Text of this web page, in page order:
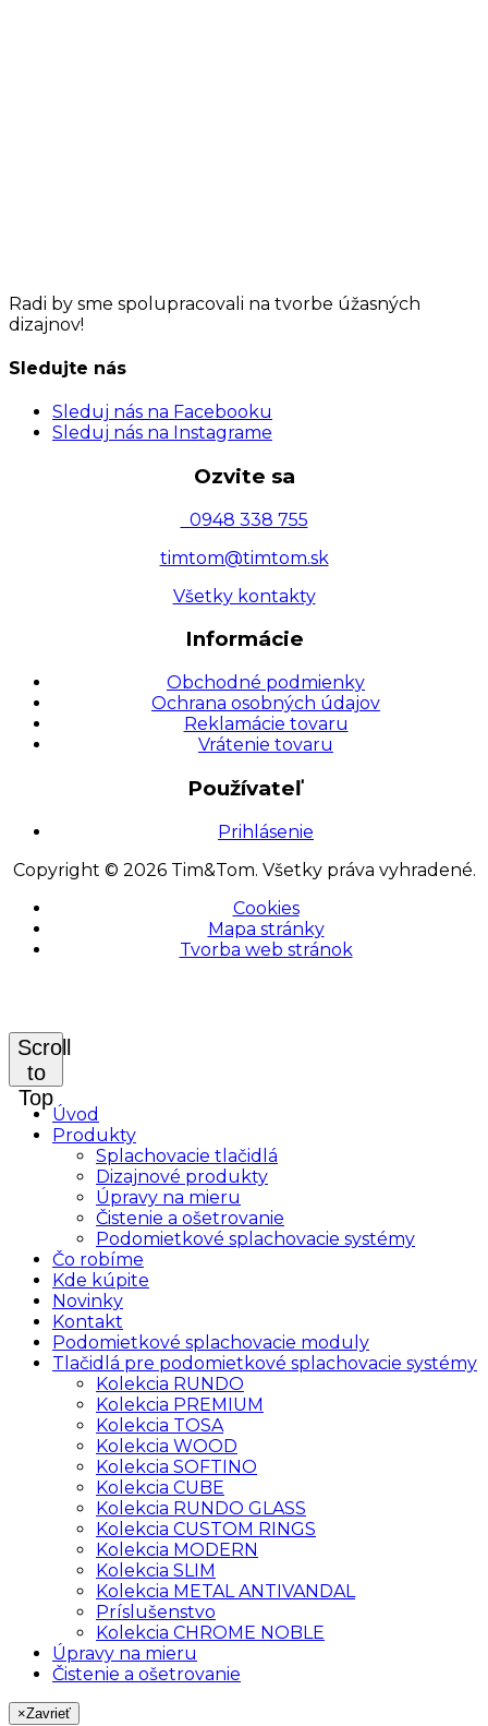
Radi by sme spolupracovali na tvorbe úžasných
dizajnov!
Sledujte nás
Sleduj nás na Facebooku
Sleduj nás na Instagrame
Ozvite sa
0948 338 755
timtom@timtom.sk
Všetky kontakty
Informácie
Obchodné podmienky
Ochrana osobných údajov
Reklamácie tovaru
Vrátenie tovaru
Používateľ
Prihlásenie
Copyright © 2026 Tim&Tom. Všetky práva vyhradené.
Cookies
Mapa stránky
Tvorba web stránok
Scroll
to
Top
Úvod
Produkty
Splachovacie tlačidlá
Dizajnové produkty
Úpravy na mieru
Čistenie a ošetrovanie
Podomietkové splachovacie systémy
Čo robíme
Kde kúpite
Novinky
Kontakt
Podomietkové splachovacie moduly
Tlačidlá pre podomietkové splachovacie systémy
Kolekcia RUNDO
Kolekcia PREMIUM
Kolekcia TOSA
Kolekcia WOOD
Kolekcia SOFTINO
Kolekcia CUBE
Kolekcia RUNDO GLASS
Kolekcia CUSTOM RINGS
Kolekcia MODERN
Kolekcia SLIM
Kolekcia METAL ANTIVANDAL
Príslušenstvo
Kolekcia CHROME NOBLE
Úpravy na mieru
Čistenie a ošetrovanie
×Zavrieť